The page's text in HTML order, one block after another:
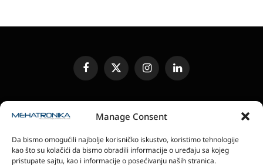
Manage Consent
Da bismo omogućili najbolje korisničko iskustvo, koristimo tehnologije
kao što su kolačići da bismo obradili informacije o uređaju sa kojeg
pristupate sajtu, kao i informacije o posećivanju naših stranica.
FacebookX
(Twitter)
InstagramLinkedIn
SLANJE JEDINICA ZA RECENZIJU
ELEKTRONSKA IZDANJA
POLITIKA PRIVATNOSTI
POLITIKA KOLAČIĆA